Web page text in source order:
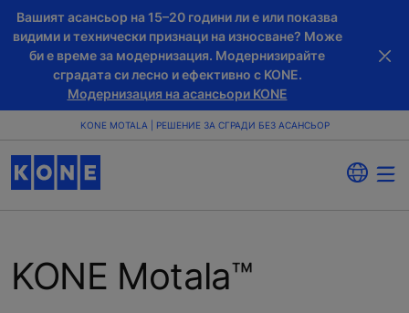
Вашият асансьор на 15–20 години ли е или показва
видими и технически признаци на износване? Може
би е време за модернизация. Модернизирайте
сградата си лесно и ефективно с KONE.
Модернизация на асансьори KONE
KONE MOTALA | РЕШЕНИЕ ЗА СГРАДИ БЕЗ АСАНСЬОР
KONE Motala™